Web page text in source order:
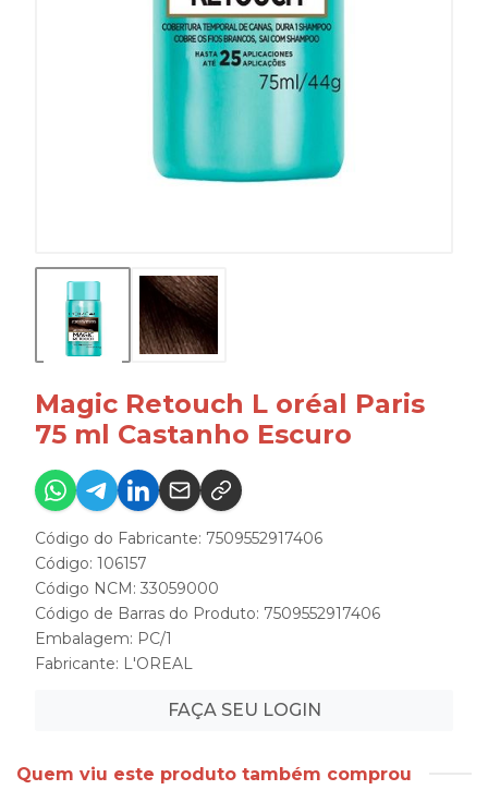
Magic Retouch L oréal Paris
75 ml Castanho Escuro
Código do Fabricante: 7509552917406
Código: 106157
Código NCM: 33059000
Código de Barras do Produto: 7509552917406
Embalagem: PC/1
Fabricante: L'OREAL
FAÇA SEU LOGIN
Quem viu este produto também comprou